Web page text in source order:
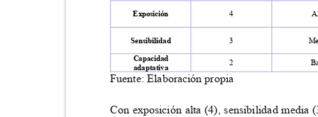
Exposición 4
Sensibilidad 3
2
Capacidad
adaptativa
Fuente: Elaboración propia
Con exposición alta (4), sensibilidad